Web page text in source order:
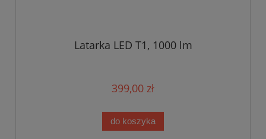
Latarka LED T1, 1000 lm
399,00 zł
do koszyka